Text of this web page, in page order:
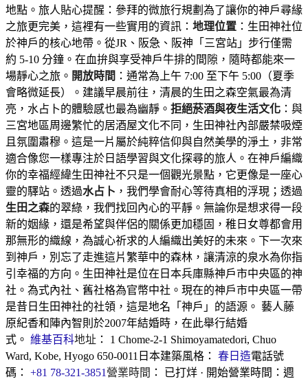
地點。旅人貼心提醒：參拜的微旅行規劃為了讓你的神戶尋緣
之旅更完美，這裡有一些實用的資訊： 地理位置 ：生田神社位
於神戶的核心地帶。從JR、阪急、阪神「三宮站」步行僅需
約 5-10 分鐘。在血拚與享受神戶牛排的間隙，隨時都能來一
場靜心之旅。 開放時間 ：通常為上午 7:00 至下午 5:00（夏季
會略微延長）。建議早晨前往，清晨的生田之森空氣最為清
亮，水占卜的體驗感也最為幽靜。 拒絕菸酒與夜生活文化 ：與
三宮地區周邊繁忙的居酒屋文化不同，生田神社內部嚴禁吸煙
且氛圍肅穆。這是一片屬於純粹信仰與自然美學的淨土，非常
適合像您一樣專注於日語學習與文化探尋的旅人。在神戶編織
你的幸福經緯生田神社不只是一個觀光景點，它更像是一座心
靈的驛站。透過水占卜 ，我們學會耐心等待真相的浮現；透過
生田之森的翠綠，我們找回內心的平靜。無論你是想求得一段
新的姻緣，還是希望與伴侶的關係更加穩固，稚日女尊都會用
那無形的織線，為誠心祈求的人編織出美好的未來。下一次來
到神戶，別忘了走進這片繁華中的森林，讓清涼的泉水為你指
引幸福的方向。生田神社是位在日本兵庫縣神戶市中央區的神
社。為式內社、舊社格為官幣中社。現在的神戶市中央區一帶
是昔日生田神社的社領，這是地名「神戶」的語源。 藝人藤
原紀香和陣內智則於2007年結婚時，在此舉行結婚
式。 維基百科地址 ： 1 Chome-2-1 Shimoyamatedori, Chuo
Ward, Kobe, Hyogo 650-0011日本建築風格： 春日造電話號
碼： +81 78-321-3851 營業時間 ： 已打烊 · 開始營業時間：週